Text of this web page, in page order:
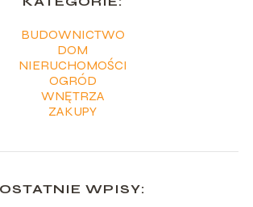
BUDOWNICTWO
DOM
NIERUCHOMOŚCI
OGRÓD
WNĘTRZA
ZAKUPY
OSTATNIE WPISY: